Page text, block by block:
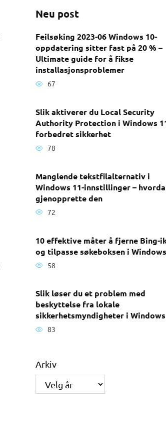
Neu post
Feilsøking 2023-06 Windows 10-
oppdatering sitter fast på 20 % –
Ultimate guide for å fikse
installasjonsproblemer
67
Slik aktiverer du Local Security
Authority Protection i Windows
forbedret sikkerhet
78
Manglende tekstfilalternativ i
Windows 11-innstillinger –
gjenopprette den
72
10 effektive måter å fjerne Bing-
og tilpasse søkeboksen i
58
Slik løser du et problem med
beskyttelse fra lokale
sikkerhetsmyndigheter i Windows
83
Arkiv